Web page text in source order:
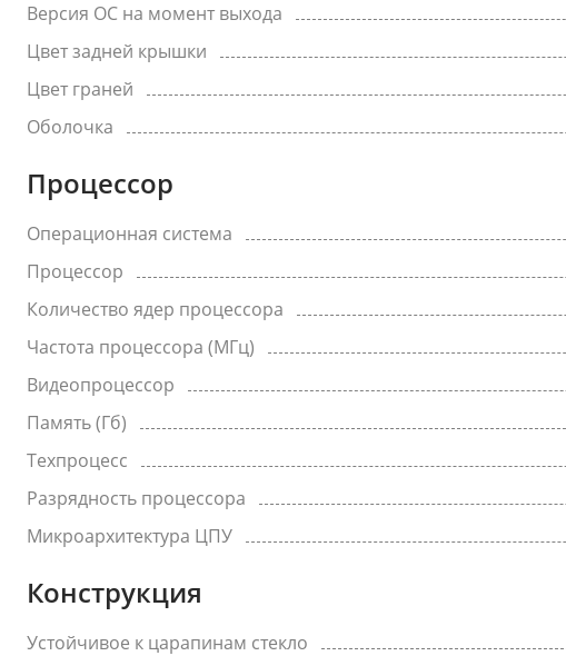
Версия ОС на момент выхода
Цвет задней крышки
Цвет граней
Оболочка
Процессор
Операционная система
Процессор
Количество ядер процессора
Частота процессора (МГц)
Видеопроцессор
Память (Гб)
Техпроцесс
Разрядность процессора
Микроархитектура ЦПУ
Конструкция
Устойчивое к царапинам стекло